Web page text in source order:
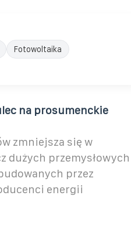
Fotowoltaika
na prosumenckie
zmniejsza się w
dużych przemysłowych
przez
energii